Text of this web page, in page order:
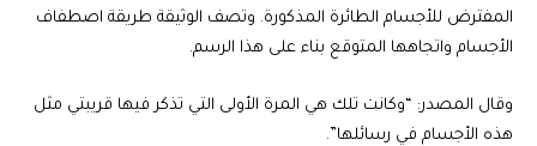
المفترض للأجسام الطائرة المذكورة. وتصف الوثيقة طريقة اصطفاف
الأجسام واتجاهها المتوقع بناء على هذا الرسم.
وقال المصدر: “وكانت تلك هي المرة الأولى التي تذكر فيها قريبتي مثل
هذه الأجسام في رسائلها”.